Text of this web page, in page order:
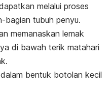
melalui proses
bagian tubuh penyu.
memanaskan lemak
di bawah terik matahari
bentuk botolan kecil